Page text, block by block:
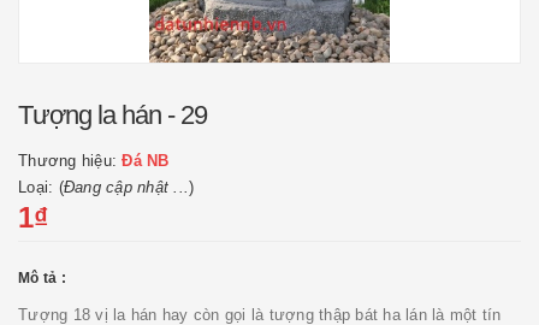
Tượng la hán - 29
Thương hiệu:Đá NB
Loại: (Đang cập nhật ...)
1₫
Mô tả :
Tượng 18 vị la hán hay còn gọi là tượng thập bát ha lán là một tín